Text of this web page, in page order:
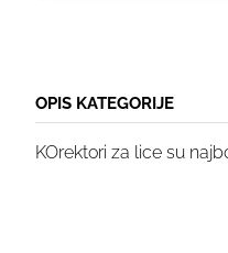
OPIS KATEGORIJE
KOrektori za lice su